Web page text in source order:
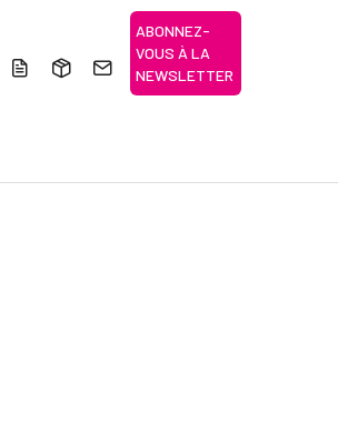
ABONNEZ-
VOUS À LA
NEWSLETTER